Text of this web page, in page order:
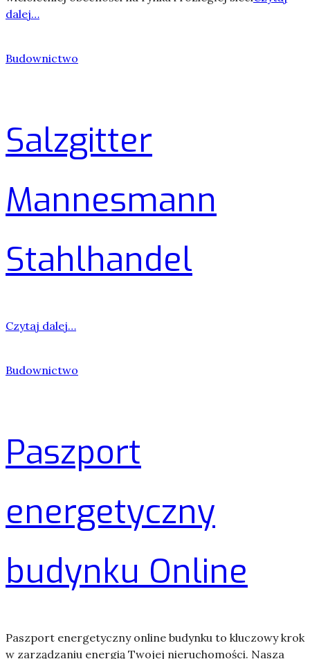
dalej…
Budownictwo
Salzgitter
Mannesmann
Stahlhandel
Czytaj dalej…
Budownictwo
Paszport
energetyczny
budynku Online
Paszport energetyczny online budynku to kluczowy krok
w zarządzaniu energią Twojej nieruchomości. Nasza